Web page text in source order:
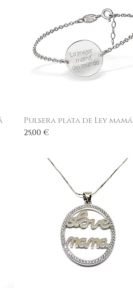
Vista rápida
Pulsera plata de Ley mamá
Precio
25,00 €